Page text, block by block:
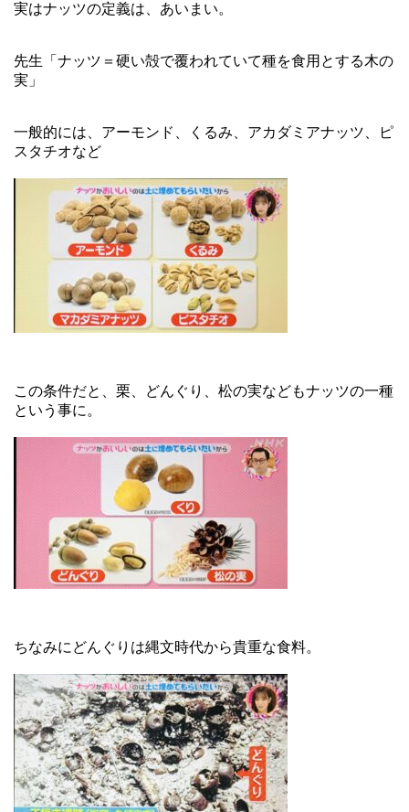
実はナッツの定義は、あいまい。
先生「ナッツ＝硬い殻で覆われていて種を食用とする木の
実」
一般的には、アーモンド、くるみ、アカダミアナッツ、ピ
スタチオなど
この条件だと、栗、どんぐり、松の実などもナッツの一種
という事に。
ちなみにどんぐりは縄文時代から貴重な食料。